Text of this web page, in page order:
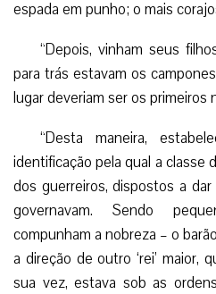
espada em punho; o mais
“Depois, vinham seus
para trás estavam os
lugar deveriam ser os primeiros
“Desta maneira,
identificação pela qual a classe
dos guerreiros, dispostos a
governavam. Sendo
compunham a nobreza – o
a direção de outro ‘rei’ maior,
sua vez, estava sob as